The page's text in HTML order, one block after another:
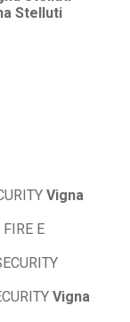
Stelluti
Vigna
E
Vigna